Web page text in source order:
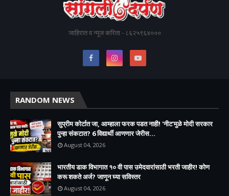
जाहिरात व न्यूज करिता - ८६२५९६४०००
RANDOM NEWS
सुप्रीम कोर्टात जा, आम्हाला फरक पडत नाही! 'नीट'मुळे मोदी सरकार
पुन्हा संकटात? 6 विद्यार्थी आणणार जेरीस...
August 04, 2026
भारतीय डाक विभागात १० वी पास उमेदवारांसाठी भरती जाहीर! कोण
करू शकते अर्ज? जाणून घ्या सविस्तर
August 04, 2026